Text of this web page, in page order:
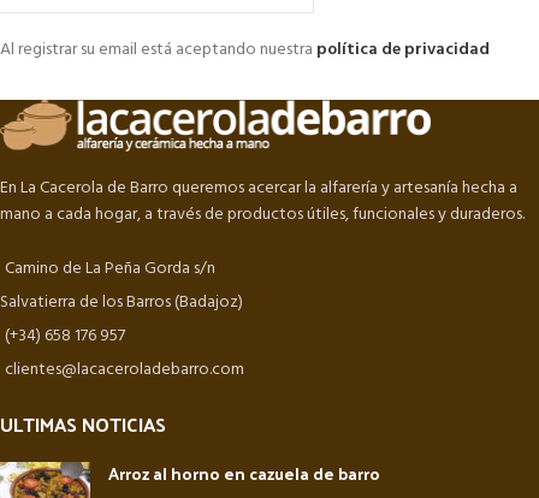
Al registrar su email está aceptando nuestra política de privacidad
En La Cacerola de Barro queremos acercar la alfarería y artesanía hecha a
mano a cada hogar, a través de productos útiles, funcionales y duraderos.
Camino de La Peña Gorda s/n
Salvatierra de los Barros (Badajoz)
(+34) 658 176 957
clientes@lacaceroladebarro.com
ULTIMAS NOTICIAS
Arroz al horno en cazuela de barro